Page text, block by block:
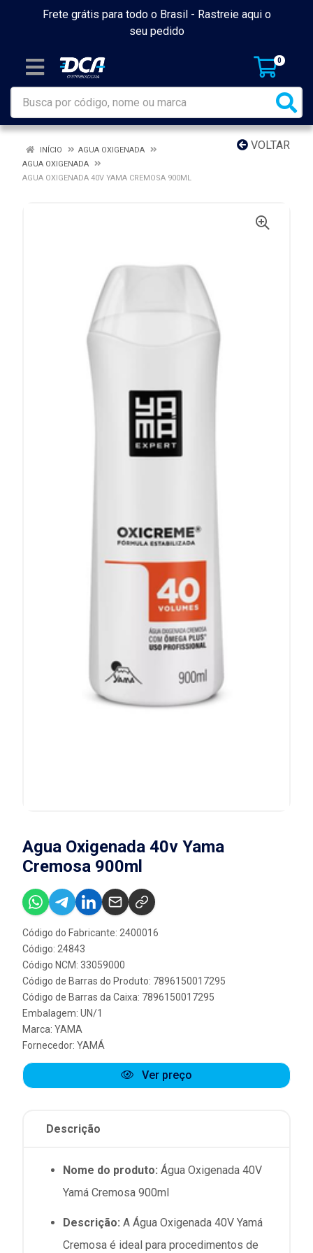
Frete grátis para todo o Brasil - Rastreie aqui o
seu pedido
0
VOLTAR
INÍCIO
AGUA OXIGENADA
AGUA OXIGENADA
AGUA OXIGENADA 40V YAMA CREMOSA 900ML
Agua Oxigenada 40v Yama
Cremosa 900ml
Código do Fabricante: 2400016
Código: 24843
Código NCM: 33059000
Código de Barras do Produto: 7896150017295
Código de Barras da Caixa: 7896150017295
Embalagem: UN/1
Marca: YAMA
Fornecedor: YAMÁ
Ver preço
Descrição
Nome do produto: Água Oxigenada 40V
Yamá Cremosa 900ml
Descrição: A Água Oxigenada 40V Yamá
Cremosa é ideal para procedimentos de